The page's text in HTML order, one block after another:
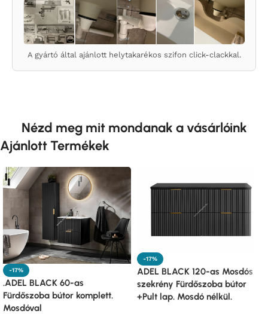
A gyártó által ajánlott helytakarékos szifon click-clackkal.
Nézd meg mit mondanak a vásárlóink
Ajánlott Termékek
-17%
.ADEL BLACK 60-as
Fürdőszoba bútor komplett.
Mosdóval
-17%
ADEL BLACK 120-as Mosdós
szekrény Fürdőszoba bútor
+Pult lap. Mosdó nélkül.